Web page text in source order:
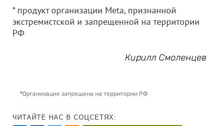
* продукт организации Meta, признанной
экстремистской и запрещенной на территории
РФ
Кирилл Смоленцев
*Организация запрещена на территории РФ
ЧИТАЙТЕ НАС В СОЦСЕТЯХ: